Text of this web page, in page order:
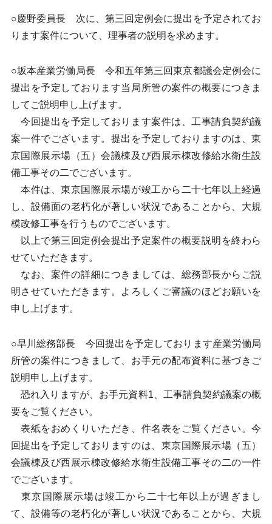
○慶野委員長 次に、第三回定例会に提出を予定されてお
ります案件について、理事者の説明を求めます。
○坂本産業労働局長 令和五年第三回東京都議会定例会に
提出を予定しております当局所管の案件の概要につきま
してご説明申し上げます。
今回提出を予定しております案件は、工事請負契約議
案一件でございます。提出を予定しておりますのは、東
京国際展示場（五）会議棟及び西展示棟改修給水衛生設
備工事その二でございます。
本件は、東京国際展示場が竣工から二十七年以上経過
し、設備面の老朽化が著しい状況であることから、大規
模改修工事を行うものでございます。
以上で第三回定例会提出予定案件の概要説明を終わら
せていただきます。
なお、案件の詳細につきましては、総務部長からご説
明させていただきます。よろしくご審議のほどお願いを
申し上げます。
○早川総務部長 今回提出を予定しております産業労働局
所管の案件につきまして、お手元の配布資料に基づきご
説明申し上げます。
恐れ入りますが、お手元資料1、工事請負契約議案の概
要をご覧ください。
表紙をおめくりいただき、件名表をご覧ください。今
回提出を予定しておりますのは、東京国際展示場（五）
会議棟及び西展示棟改修給水衛生設備工事その二の一件
でございます。
東京国際展示場は竣工から二十七年以上が過ぎまし
て、設備等の老朽化が著しい状況であることから、大規